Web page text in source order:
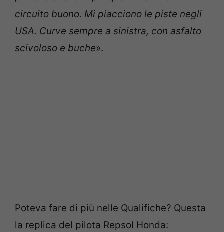
circuito buono. Mi piacciono le piste negli
USA. Curve sempre a sinistra, con asfalto
scivoloso e buche».
Poteva fare di più nelle Qualifiche? Questa
la replica del pilota Repsol Honda: